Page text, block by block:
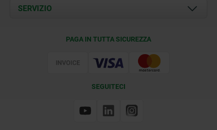
Contatti
Documents
SERVIZIO
PAGA IN TUTTA SICUREZZA
SEGUITECI